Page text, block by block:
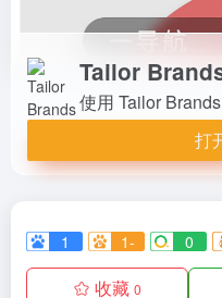
Tailor
使用 Tailor
打
1 1- 0
收藏 0